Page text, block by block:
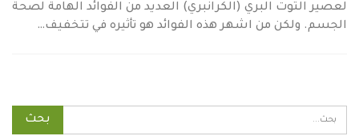
لعصير التوت البري (الكرانبري) العديد من الفوائد الهامة لصحة
الجسم. ولكن من اشهر هذه الفوائد هو تأثيره في تتخفيف…